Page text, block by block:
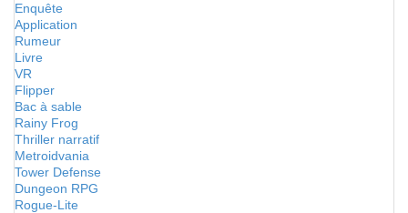
Enquête
Application
Rumeur
Livre
VR
Flipper
Bac à sable
Rainy Frog
Thriller narratif
Metroidvania
Tower Defense
Dungeon RPG
Rogue-Lite